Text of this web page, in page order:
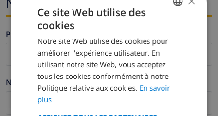
Prénom *
Nom de famille *
DUTCH
SPANISH
GERMAN
Ce site Web utilise des
cookies
Notre site Web utilise des cookies pour
améliorer l'expérience utilisateur. En
utilisant notre site Web, vous acceptez
tous les cookies conformément à notre
Politique relative aux cookies. En savoir
plus